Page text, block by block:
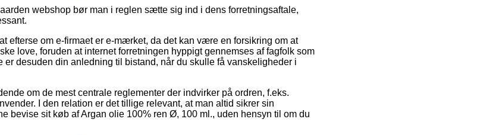
webshop bør man i reglen sætte sig ind i dens forretningsaftale,
efterse om e-firmaet er e-mærket, da det kan være en forsikring om at
love, foruden at internet forretningen hyppigt gennemses af fagfolk som
er desuden din anledning til bistand, når du skulle få vanskeligheder i
om de mest centrale reglementer der indvirker på ordren, f.eks.
I den relation er det tillige relevant, at man altid sikrer sin
bevise sit køb af Argan olie 100% ren Ø, 100 ml., uden hensyn til om du